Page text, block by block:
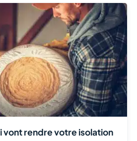
vont rendre votre isolation